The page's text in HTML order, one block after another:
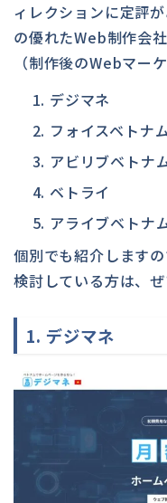
ィレクションに定評
の優れたWeb制作会
（制作後のWebマー
デジマネ
フォイスベトナ
アビリブベトナ
ベトライ
アライブベトナ
個別でも紹介します
検討している方は、
1. デジマネ